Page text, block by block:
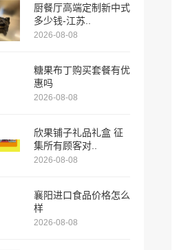
厨餐厅高端定制新中式
多少钱-江苏..
2026-08-08
糖果布丁购买套餐有优
惠吗
2026-08-08
欣果铺子礼品礼盒 征
集所有顾客对..
2026-08-08
襄阳进口食品价格怎么
样
2026-08-08